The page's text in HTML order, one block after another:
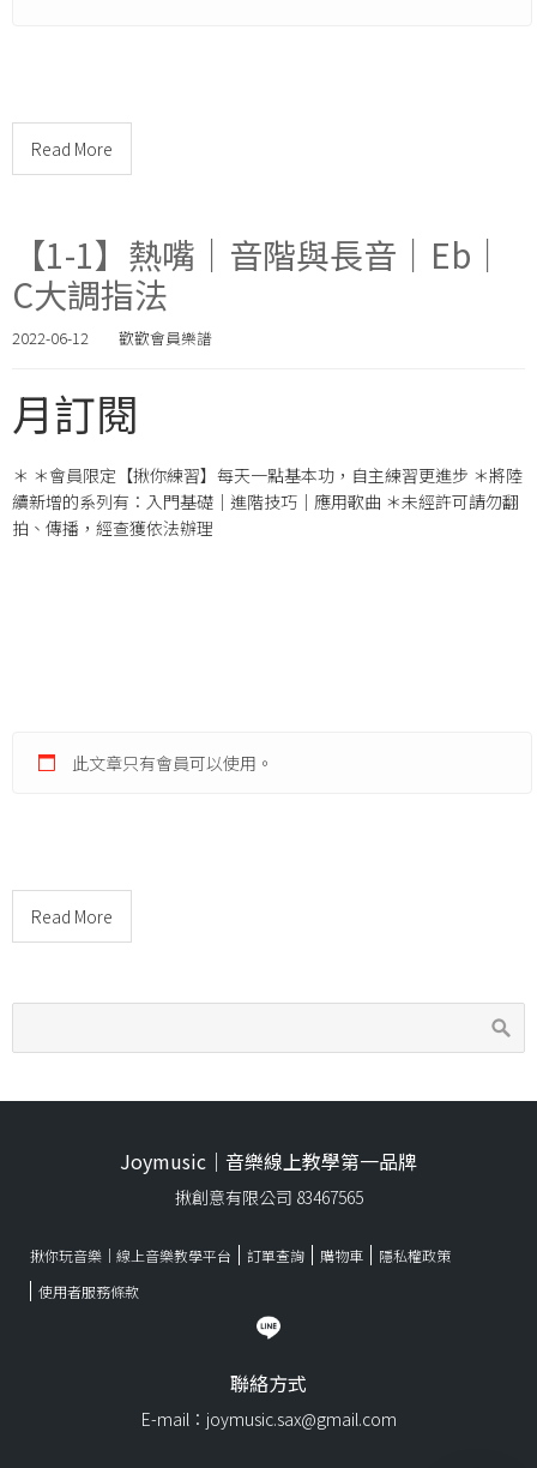
Read More
【1-1】熱嘴｜音階與長音｜Eb｜
C大調指法
2022-06-12 歡歡會員樂譜
月訂閱
＊ ＊會員限定【揪你練習】每天一點基本功，自主練習更進步 ＊將陸
續新增的系列有：入門基礎｜進階技巧｜應用歌曲 ＊未經許可請勿翻
拍、傳播，經查獲依法辦理
此文章只有會員可以使用。
Read More
Joymusic｜音樂線上教學第一品牌
揪創意有限公司 83467565
揪你玩音樂｜線上音樂教學平台 訂單查詢 購物車
隱私權政策
使用者服務條款
聯絡方式
E-mail：joymusic.sax@gmail.com